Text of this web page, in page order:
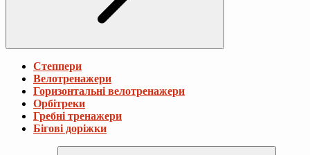
Степпери
Велотренажери
Горизонтальні велотренажери
Орбітреки
Гребні тренажери
Бігові доріжки